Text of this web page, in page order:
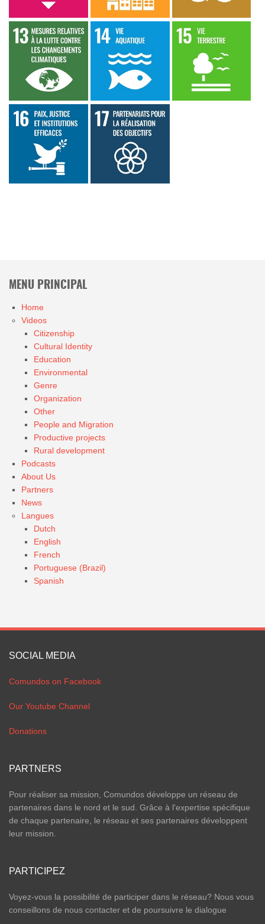
MENU PRINCIPAL
Home
Videos
Citizenship
Cultural Identity
Education
Environmental
Genre
Organization
Other
People and Migration
Productive projects
Rural development
Podcasts
About Us
Partners
News
Langues
Dutch
English
French
Portuguese (Brazil)
Spanish
SOCIAL MEDIA
Comundos on Facebook
Our Youtube Channel
Donations
PARTNERS
Pour réaliser sa mission, Comundos développe un réseau de
partenaires dans le nord et le sud. Grâce à l'expertise spécifique
de chaque partenaire, le réseau et ses partenaires développent
leur mission.
PARTICIPEZ
Voyez-vous la possibilité de participer dans le réseau? Nous vous
conseillons de nous contacter et de poursuivre le dialogue